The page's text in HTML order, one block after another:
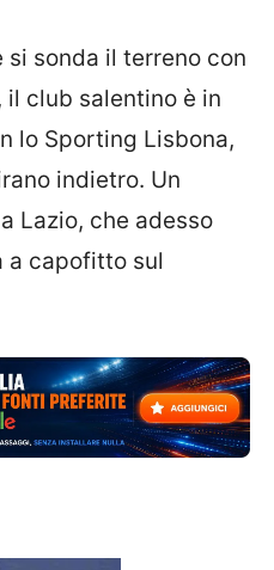
sonda il terreno con
club salentino è in
lo Sporting Lisbona,
indietro. Un
Lazio, che adesso
a capofitto sul